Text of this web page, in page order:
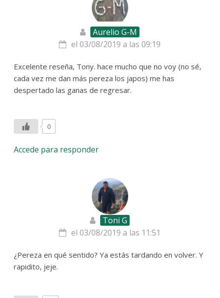
Aurelio G-M
el 03/08/2019 a las 09:19
Excelente reseña, Tony. hace mucho que no voy (no sé,
cada vez me dan más pereza los japos) me has
despertado las ganas de regresar.
0
Accede para responder
Toni G
el 03/08/2019 a las 11:51
¿Pereza en qué sentido? Ya estás tardando en volver. Y
rapidito, jeje.